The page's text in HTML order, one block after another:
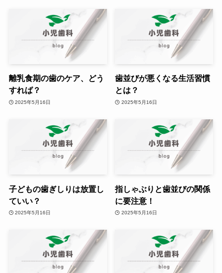
離乳食期の歯のケア、どう
すれば？
2025年5月16日
歯並びが悪くなる生活習慣
とは？
2025年5月16日
子どもの歯ぎしりは放置し
ていい？
2025年5月16日
指しゃぶりと歯並びの関係
に要注意！
2025年5月16日